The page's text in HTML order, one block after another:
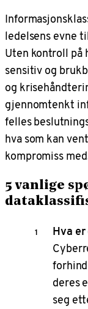
ledelsens evne
Uten kontroll på
sensitiv og
og
gjennomtenkt
felles
hva som kan
kompromiss
5 vanlige
Hva
deres
seg